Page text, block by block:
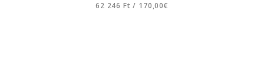
62 246 Ft/ 170,00€